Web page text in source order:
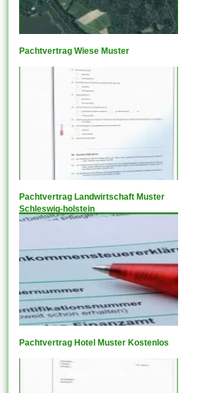
Pachtvertrag Wiese Muster
Pachtvertrag Landwirtschaft Muster
Schleswig-holstein
Pachtvertrag Hotel Muster Kostenlos